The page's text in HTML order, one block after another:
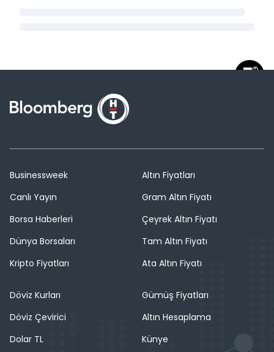
Businessweek
Canlı Yayın
Borsa Haberleri
Dünya Borsaları
Kripto Fiyatları
Altın Fiyatları
Gram Altın Fiyatı
Çeyrek Altın Fiyatı
Tam Altın Fiyatı
Ata Altın Fiyatı
Döviz Kurları
Döviz Çevirici
Dolar TL
Gümüş Fiyatları
Altın Hesaplama
Künye